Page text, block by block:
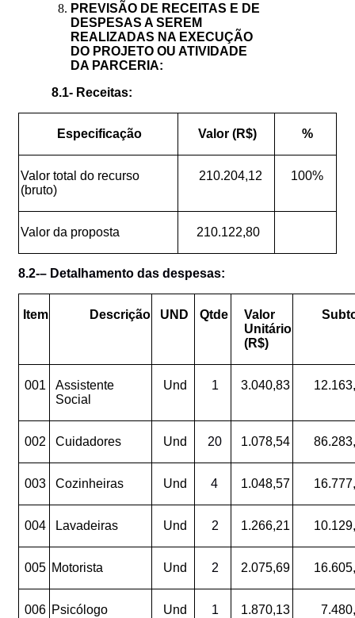
PREVISÃO DE RECEITAS E DE
DESPESAS A SEREM
REALIZADAS NA EXECUÇÃO
DO PROJETO OU ATIVIDADE
DA PARCERIA:
8.1- Receitas:
Especificação Valor (R$) %
Valor total do recurso
(bruto)
210.204,12 100%
Valor da proposta 210.122,80
8.2-– Detalhamento das despesas:
Item Descrição UND Qtde
Valor
Unitário
(R$)
001
Assistente
Social
Und 1 3.040,83
002 Cuidadores Und 20 1.078,54
003 Cozinheiras Und 4 1.048,57
004 Lavadeiras Und 2 1.266,21
005 Motorista Und 2 2.075,69
006 Psicólogo Und 1 1.870,13